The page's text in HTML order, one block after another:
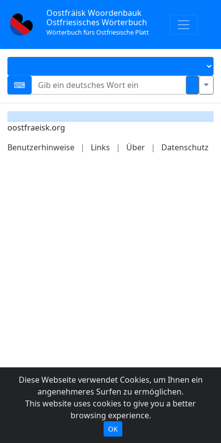
Oostfräisk Woordenbauk
Ostfriesisches Wörterbuch
Wörterbuch fürs Ostfriesische Platt
oostfraeisk.org
Benutzerhinweise
| Links | Über | Datenschutz
Diese Webseite verwendet Cookies, um Ihnen ein
angenehmeres Surfen zu ermöglichen.
This website uses cookies to give you a better
browsing experience.
OK